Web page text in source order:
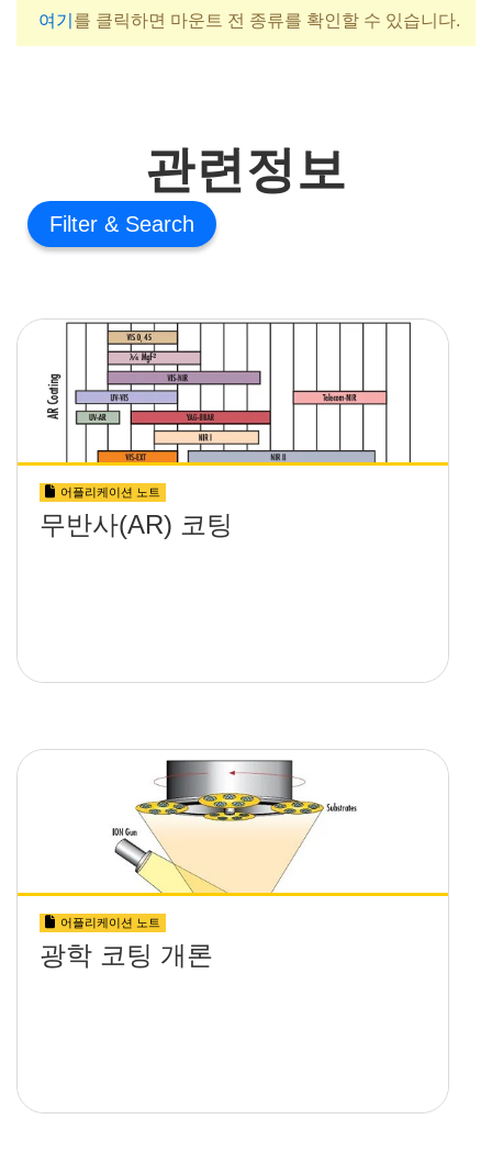
여기 를 클릭하면 마운트 전 종류를 확인할 수 있습니다.
관련정보
Filter
어플리케이션 노트
무반사(AR) 코팅
어플리케이션 노트
광학 코팅 개론